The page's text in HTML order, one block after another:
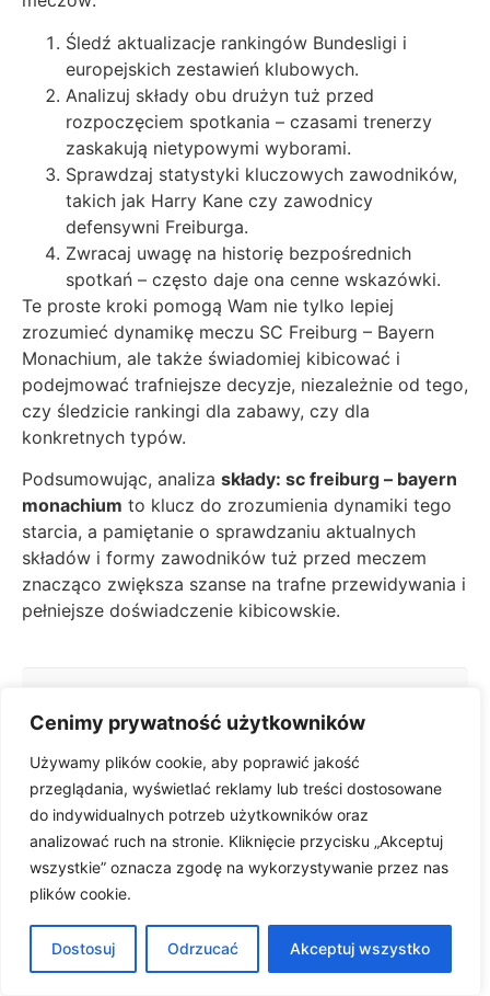
Cenimy prywatność użytkowników
Używamy plików cookie, aby poprawić jakość
przeglądania, wyświetlać reklamy lub treści dostosowane
do indywidualnych potrzeb użytkowników oraz
analizować ruch na stronie. Kliknięcie przycisku „Akceptuj
wszystkie” oznacza zgodę na wykorzystywanie przez nas
plików cookie.
Dostosuj Odrzucać Akceptuj wszystko
Śledź aktualizacje rankingów Bundesligi i
europejskich zestawień klubowych.
Analizuj składy obu drużyn tuż przed
rozpoczęciem spotkania – czasami trenerzy
zaskakują nietypowymi wyborami.
Sprawdzaj statystyki kluczowych zawodników,
takich jak Harry Kane czy zawodnicy
defensywni Freiburga.
Zwracaj uwagę na historię bezpośrednich
spotkań – często daje ona cenne wskazówki.
Te proste kroki pomogą Wam nie tylko lepiej
zrozumieć dynamikę meczu SC Freiburg – Bayern
Monachium, ale także świadomiej kibicować i
podejmować trafniejsze decyzje, niezależnie od tego,
czy śledzicie rankingi dla zabawy, czy dla
konkretnych typów.
Podsumowując, analiza składy: sc freiburg – bayern
monachium to klucz do zrozumienia dynamiki tego
starcia, a pamiętanie o sprawdzaniu aktualnych
składów i formy zawodników tuż przed meczem
znacząco zwiększa szanse na trafne przewidywania i
pełniejsze doświadczenie kibicowskie.
Składy: Łotwa vs Chorwacja – Mecz Piłki
Nożnej Mężczyzn
Składy VfL Wolfsburg – Bayer Leverkusen:
Kto zagra?
Składy Anglia U21 – Hiszpania U21: Kto